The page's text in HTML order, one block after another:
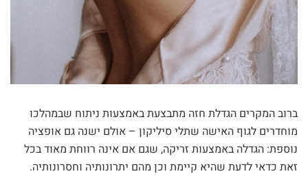
ברוב המקרים הגדלת חזה מתבצעת באמצעות ניתוח שבמהלכו
מוחדרים לגוף האישה שתלי סיליקון – אולם ישנה גם אופציה
נוספת: הגדלה באמצעות זריקה, שגם אם אינה רווחת מאוד בכל
זאת כדאי לדעת שהיא קיימת וכן מהם יתרונותיה וחסרונותיה.